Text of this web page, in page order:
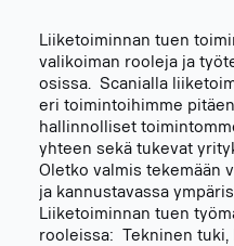
Liiketoiminnan tuen
valikoiman rooleja ja
osissa. Scanialla
eri toimintoihimme
hallinnolliset
yhteen sekä tukevat
Oletko valmis tekemään
ja kannustavassa
Liiketoiminnan tuen
rooleissa: Tekninen